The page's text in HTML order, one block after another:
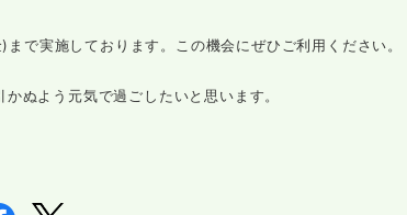
で実施しております。この機会にぜひご利用ください。
ぬよう元気で過ごしたいと思います。